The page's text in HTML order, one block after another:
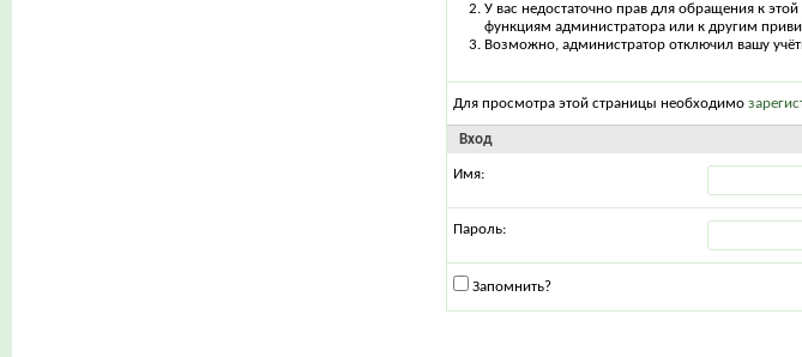
У вас недостаточно прав для обращения к
функциям администратора или к другим
Возможно, администратор отключил вашу
Для просмотра этой страницы необходимо
Вход
Имя:
Пароль:
Запомнить?